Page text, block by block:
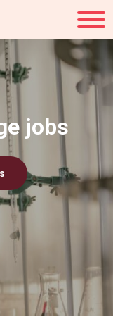
jobs